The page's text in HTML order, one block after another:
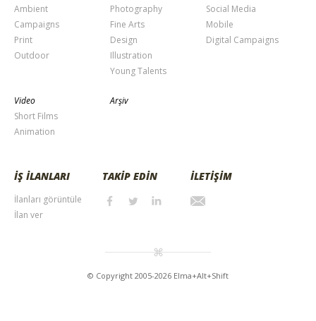
Ambient
Campaigns
Print
Outdoor
Photography
Fine Arts
Design
Illustration
Young Talents
Social Media
Mobile
Digital Campaigns
Video
Short Films
Animation
Arşiv
İŞ İLANLARI
İlanları görüntüle
İlan ver
TAKİP EDİN İLETİŞİM
© Copyright 2005-2026 Elma+Alt+Shift